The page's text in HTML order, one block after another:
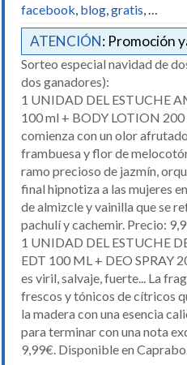
facebook blog gratis
ATENCIÓN: Promoción
Sorteo especial navidad de
dos ganadores):
1 UNIDAD DEL ESTUCHE
100 ml + BODY LOTION
comienza con un olor
frambuesa y flor de
ramo precioso de jazmín,
final hipnotiza a las mujeres
de almizcle y vainilla que se
pachulí y cachemir. Precio:
1 UNIDAD DEL ESTUCHE
EDT 100 ML + DEO SPRAY
es viril, salvaje, fuerte... La
frescos y tónicos de cítricos
la madera con una esencia
para terminar con una nota
9,99€. Disponible en Caprabo.